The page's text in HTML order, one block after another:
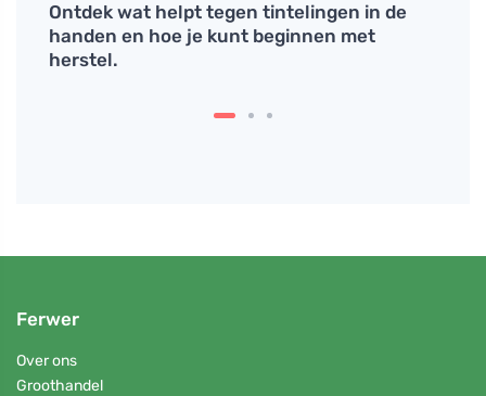
Ontdek wat helpt tegen tintelingen in de
handen en hoe je kunt beginnen met
herstel.
Ferwer
Over ons
Groothandel